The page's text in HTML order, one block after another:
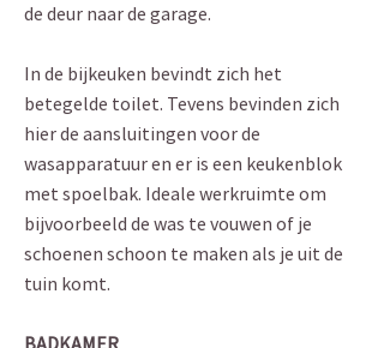
de deur naar de garage.
In de bijkeuken bevindt zich het
betegelde toilet. Tevens bevinden zich
hier de aansluitingen voor de
wasapparatuur en er is een keukenblok
met spoelbak. Ideale werkruimte om
bijvoorbeeld de was te vouwen of je
schoenen schoon te maken als je uit de
tuin komt.
BADKAMER